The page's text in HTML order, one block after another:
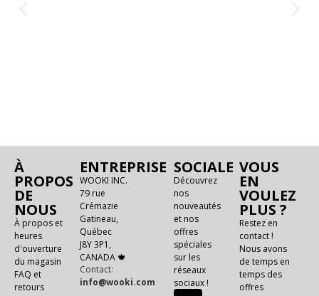
À
PROPOS
DE
NOUS
À propos et
heures
d'ouverture
du magasin
FAQ et
retours
ENTREPRISE
WOOKI INC.
79 rue
Crémazie
Gatineau,
Québec
J8Y 3P1,
CANADA 🍁
Contact:
info@wooki.com
SOCIALE
Découvrez
nos
nouveautés
et nos
offres
spéciales
sur les
réseaux
sociaux !
VOUS
EN
VOULEZ
PLUS ?
Restez en
contact !
Nous avons
de temps en
temps des
offres